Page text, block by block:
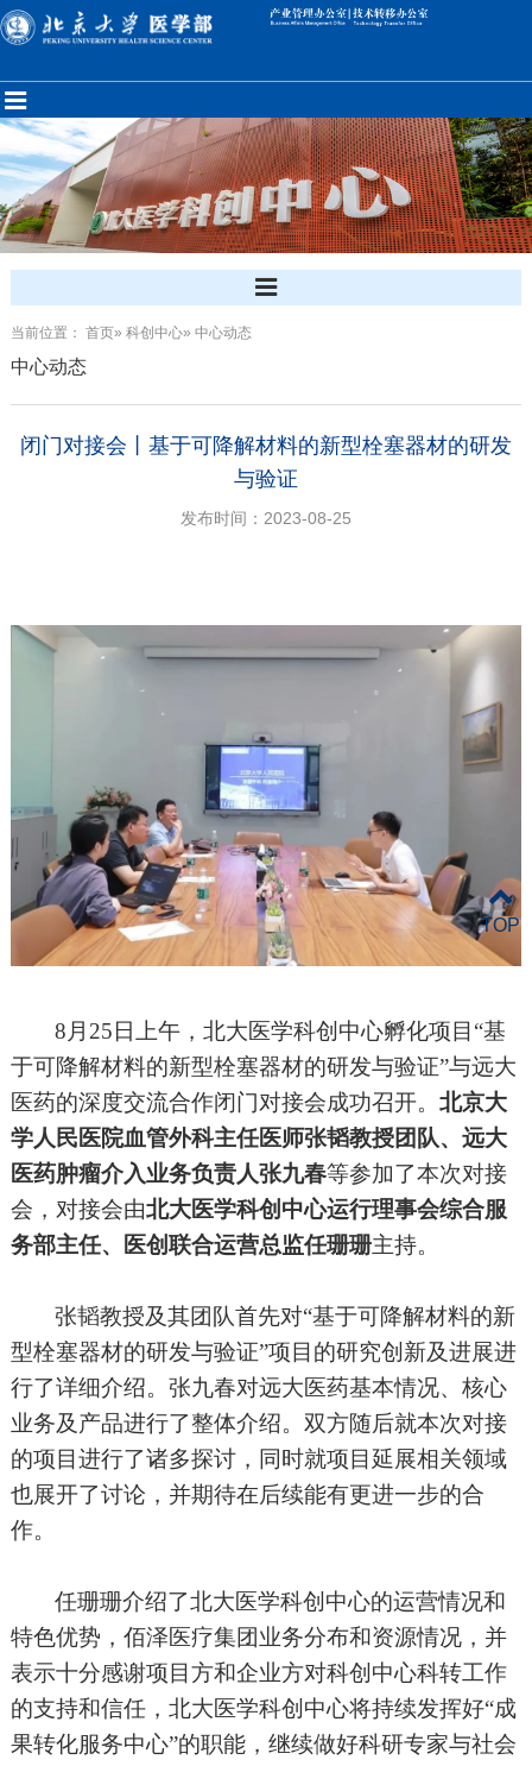
当前位置： 首页» 科创中心» 中心动态
中心动态
闭门对接会丨基于可降解材料的新型栓塞器材的研发
与验证
发布时间：2023-08-25
8月25日上午，北大医学科创中心孵化项目“基
于可降解材料的新型栓塞器材的研发与验证”与远大
医药的深度交流合作闭门对接会成功召开。 北京大
学人民医院血管外科主任医师张韬教授团队、远大
医药肿瘤介入业务负责人张九春等参加了本次对接
会，对接会由北大医学科创中心运行理事会综合服
务部主任、医创联合运营总监任珊珊主持。
张韬教授及其团队首先对“基于可降解材料的新
型栓塞器材的研发与验证”项目的研究创新及进展进
行了详细介绍。张九春对远大医药基本情况、核心
业务及产品进行了整体介绍。双方随后就本次对接
的项目进行了诸多探讨，同时就项目延展相关领域
也展开了讨论，并期待在后续能有更进一步的合
作。
任珊珊介绍了北大医学科创中心的运营情况和
特色优势，佰泽医疗集团业务分布和资源情况，并
表示十分感谢项目方和企业方对科创中心科转工作
的支持和信任，北大医学科创中心将持续发挥好“成
果转化服务中心”的职能，继续做好科研专家与社会
TOP